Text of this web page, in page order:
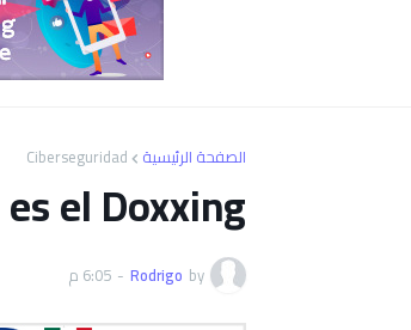
الصفحة الرئيسية Ciberseguridad
el Doxxing
by
Rodrigo
- 6:05 م